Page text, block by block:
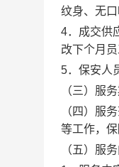
纹身、无
4． 成交供
改下个月
5．保安人
（三）服
（四）服
等工作，
（五）服